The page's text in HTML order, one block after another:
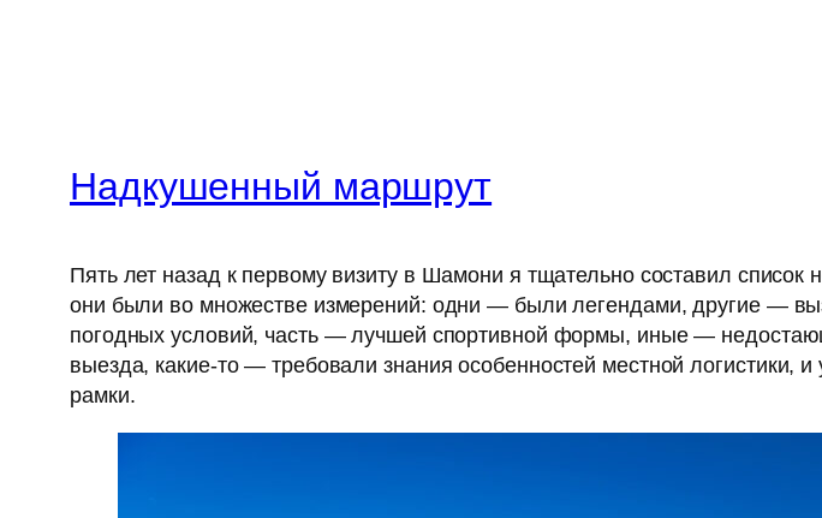
Надкушенный маршрут
Пять лет назад к первому визиту в Шамони я тщательно составил
они были во множестве измерений: одни — были легендами, другие —
погодных условий, часть — лучшей спортивной формы, иные —
выезда, какие-то — требовали знания особенностей местной
рамки.